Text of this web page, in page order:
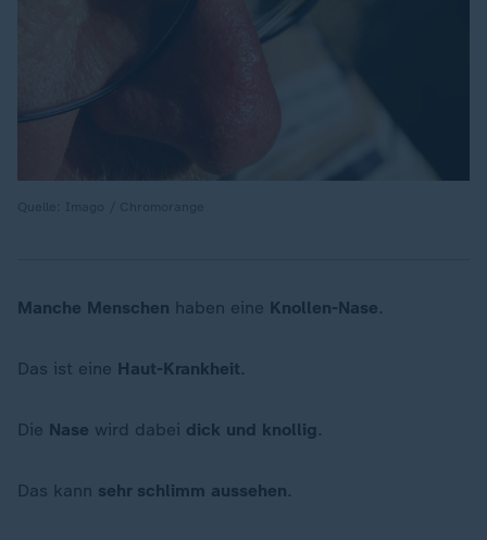
Manche Menschen haben eine Knollen-Nase.
Das ist eine Haut-Krankheit.
Die Nase wird dabei dick und knollig.
Das kann sehr schlimm aussehen.